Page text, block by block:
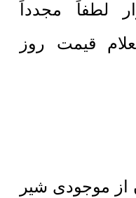
لطفاً مجدداً
قیمت روز
از موجودی شیر